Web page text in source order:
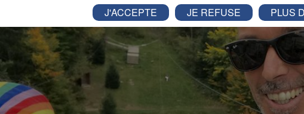
J'ACCEPTE JE REFUSE PLUS